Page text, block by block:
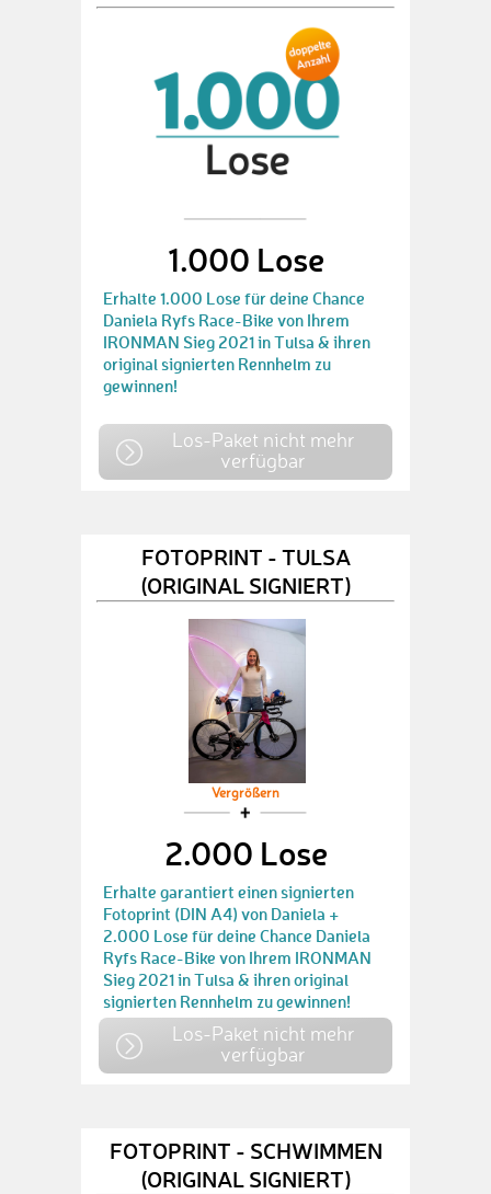
1.000 Lose
Erhalte 1.000 Lose für deine Chance
Daniela Ryfs Race-Bike von Ihrem
IRONMAN Sieg 2021 in Tulsa & ihren
original signierten Rennhelm zu
gewinnen!
Los-Paket nicht mehr
verfügbar
FOTOPRINT - TULSA
(ORIGINAL SIGNIERT)
Vergrößern
2.000 Lose
Erhalte garantiert einen signierten
Fotoprint (DIN A4) von Daniela +
2.000 Lose für deine Chance Daniela
Ryfs Race-Bike von Ihrem IRONMAN
Sieg 2021 in Tulsa & ihren original
signierten Rennhelm zu gewinnen!
Los-Paket nicht mehr
verfügbar
FOTOPRINT - SCHWIMMEN
(ORIGINAL SIGNIERT)